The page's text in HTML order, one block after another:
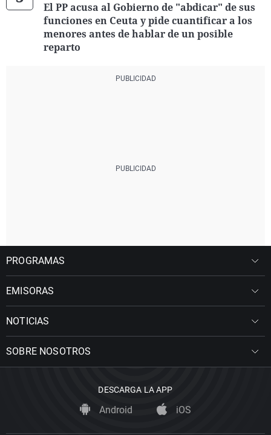
El PP acusa al Gobierno de "abdicar" de sus
funciones en Ceuta y pide cuantificar a los
menores antes de hablar de un posible
reparto
PROGRAMAS
EMISORAS
NOTICIAS
SOBRE NOSOTROS
DESCARGA LA APP
Android iOS